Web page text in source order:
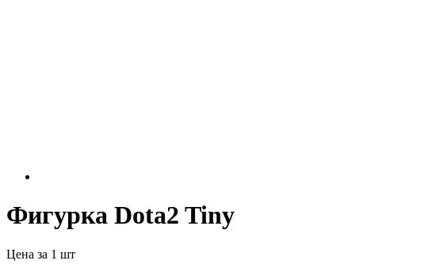
Фигурка Dota2 Tiny
Цена за 1 шт